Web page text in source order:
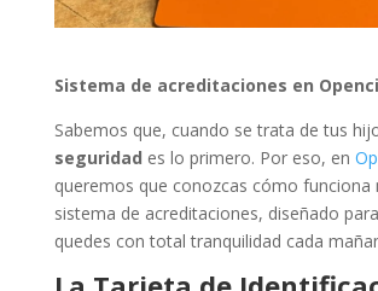
Sistema de acreditaciones en
Sabemos que, cuando se trata de tus
seguridad es lo primero. Por eso, en
queremos que conozcas cómo funciona
sistema de acreditaciones, diseñado
quedes con total tranquilidad cada